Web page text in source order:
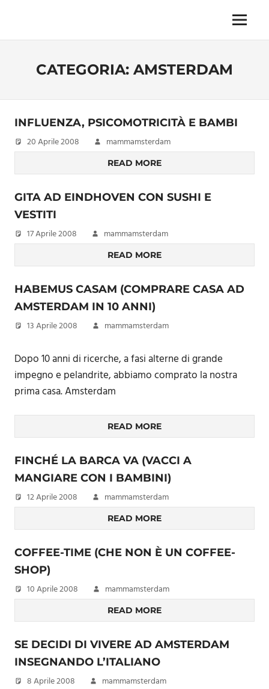
content
imprescindibile,
inevitabile
da
anche
in
formato
e
confezione
migliorata
Menu
CATEGORIA: AMSTERDAM
INFLUENZA, PSICOMOTRICITÀ E BAMBI
20 Aprile 2008 mammamsterdam
READ MORE
GITA AD EINDHOVEN CON SUSHI E
VESTITI
17 Aprile 2008 mammamsterdam
READ MORE
HABEMUS CASAM (COMPRARE CASA AD
AMSTERDAM IN 10 ANNI)
13 Aprile 2008 mammamsterdam
Dopo 10 anni di ricerche, a fasi alterne di grande
impegno e pelandrite, abbiamo comprato la nostra
prima casa. Amsterdam
READ MORE
FINCHÉ LA BARCA VA (VACCI A
MANGIARE CON I BAMBINI)
12 Aprile 2008 mammamsterdam
READ MORE
COFFEE-TIME (CHE NON È UN COFFEE-
SHOP)
10 Aprile 2008 mammamsterdam
READ MORE
SE DECIDI DI VIVERE AD AMSTERDAM
INSEGNANDO L’ITALIANO
8 Aprile 2008 mammamsterdam